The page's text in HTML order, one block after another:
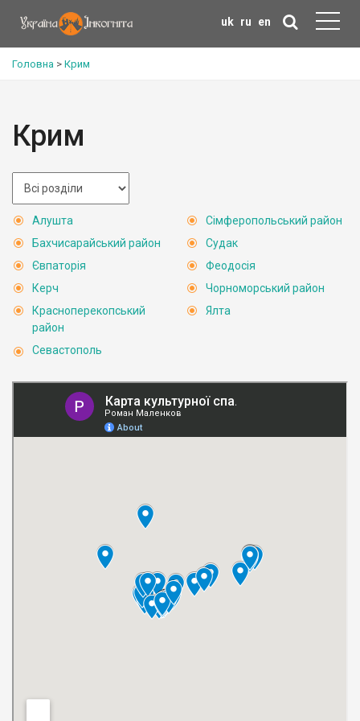
uk ru en
Головна > Крим
Крим
Алушта
Бахчисарайський район
Євпаторія
Керч
Красноперекопський
район
Севастополь
Сімферопольський район
Судак
Феодосія
Чорноморський район
Ялта